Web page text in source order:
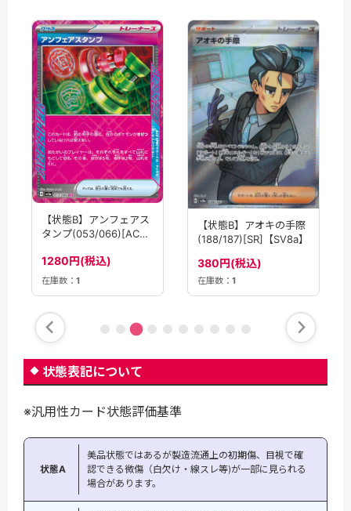
【状態B】アンフェアス
タンプ(053/066)[ACE]
1280円(税込)
在庫数： 1
【状態B】アオキの手際
(188/187)[SR]【SV8a】
380円(税込)
在庫数： 1
状態表記について
※汎用性カード状態評価基準
状態A
美品状態ではあるが製造流通上の初期傷、目視で確
認できる微傷（白欠け・線スレ等)が一部に見られる
場合があります。